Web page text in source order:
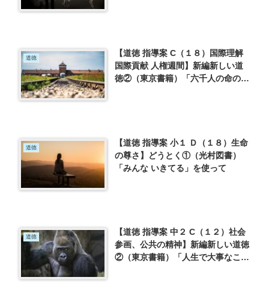
道徳
【道徳 指導案 C（１８）国際理解
国際貢献 人権週間】新編新しい道
徳②（東京書籍）「六千人の命のビ
道徳
【道徳 指導案 小１ Ｄ（１８）生命
の尊さ】どうとく①（光村図書）
「みんな いきてる」を使って
道徳
【道徳 指導案 中２ C（１２）社会
参画、公共の精神】新編新しい道徳
②（東京書籍）「人生で大事なこと